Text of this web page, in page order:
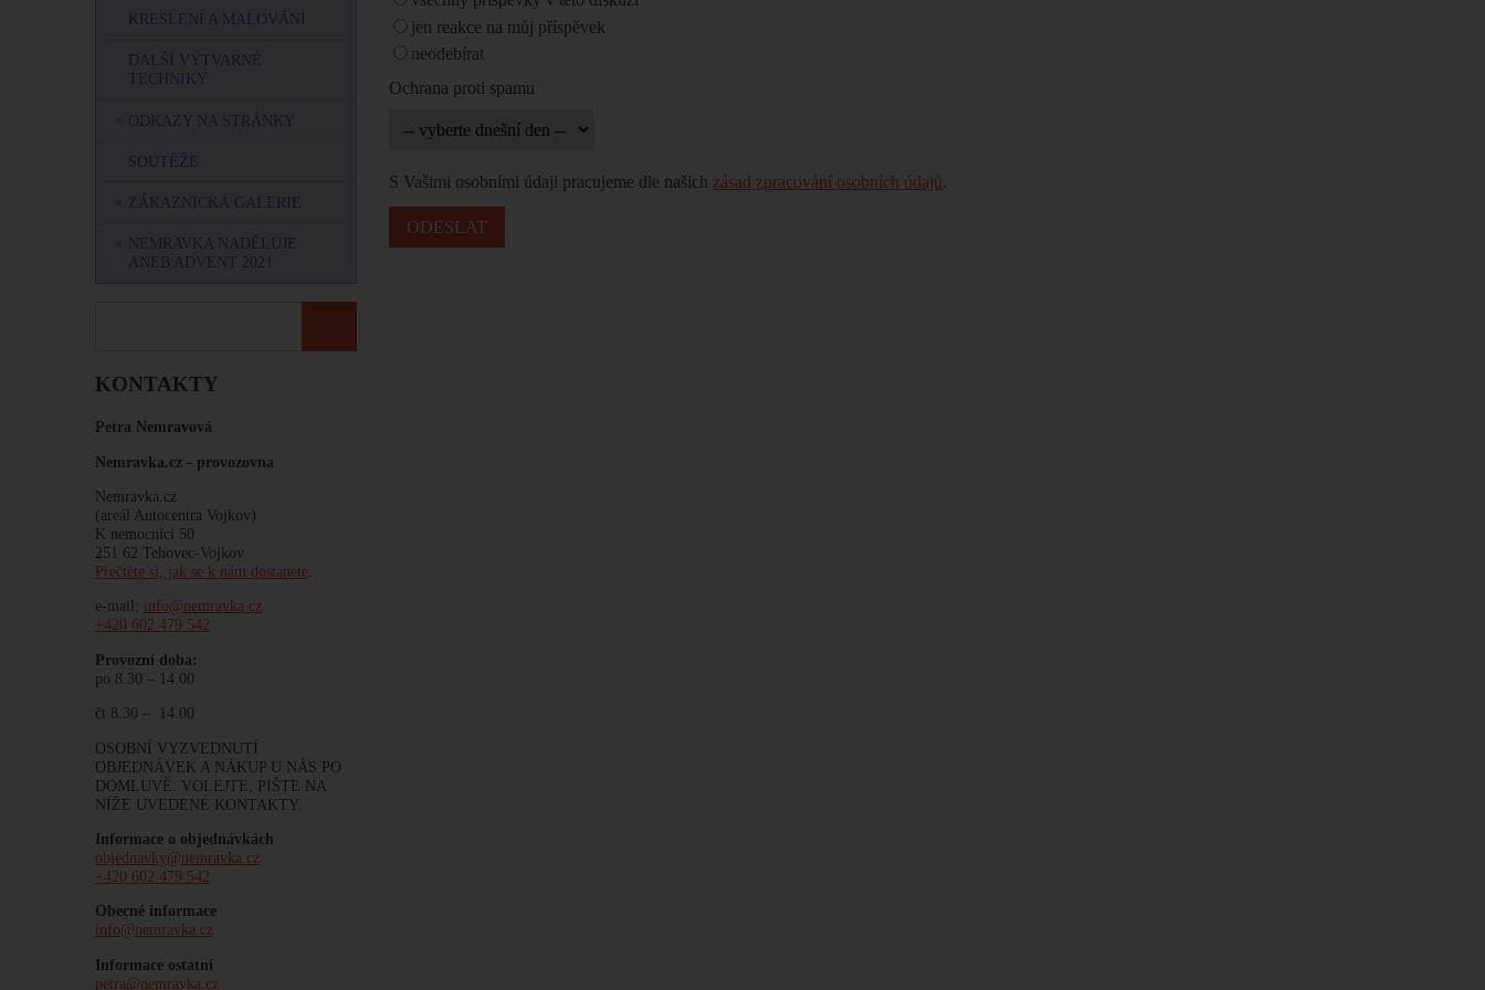
KRESLENÍ A MALOVÁNÍ
DALŠÍ VÝTVARNÉ
TECHNIKY
ODKAZY NA STRÁNKY
SOUTĚŽE
ZÁKAZNICKÁ GALERIE
NEMRAVKA NADĚLUJE
ANEB ADVENT 2021
KONTAKTY
Petra Nemravová
Nemravka.cz - provozovna
Nemravka.cz
(areál Autocentra Vojkov)
K nemocnici 50
251 62 Tehovec-Vojkov
Přečtěte si, jak se k nám dostanete.
e-mail: info@nemravka.cz
+420 602 479 542
Provozní doba:
po 8.30 – 14.00
čt 8.30 – 14.00
OSOBNÍ VYZVEDNUTÍ
OBJEDNÁVEK A NÁKUP U NÁS PO
DOMLUVĚ. VOLEJTE, PIŠTE NA
NÍŽE UVEDENÉ KONTAKTY.
Informace o objednávkách
objednavky@nemravka.cz
+420 602 479 542
Obecné informace
info@nemravka.cz
Informace ostatní
petra@nemravka.cz
jen reakce na můj příspěvek
neodebírat
Ochrana proti spamu
S Vašimi osobními údaji pracujeme dle našich zásad zpracování osobních údajů.